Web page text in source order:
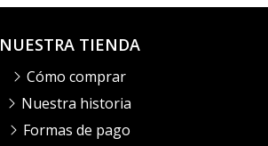
NUESTRA TIENDA
Cómo comprar
Nuestra historia
Formas de pago